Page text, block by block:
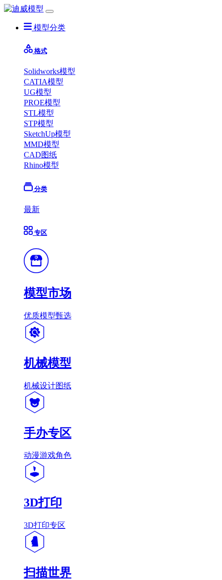
模型分类
格式
Solidworks模型
CATIA模型
UG模型
PROE模型
STL模型
STP模型
SketchUp模型
MMD模型
CAD图纸
Rhino模型
分类
最新
专区
模型市场
优质模型甄选
机械模型
机械设计图纸
手办专区
动漫游戏角色
3D打印
3D打印专区
扫描世界